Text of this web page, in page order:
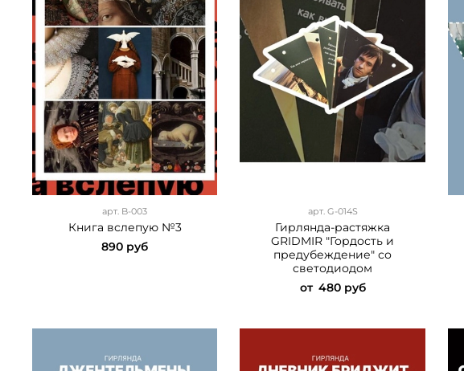
арт. B-003
Книга вслепую №3
890 руб
арт. G-014S
Гирлянда-растяжка
GRIDMIR "Гордость и
предубеждение" со
светодиодом
от 480 руб